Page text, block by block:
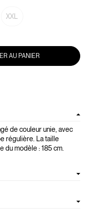
XXL
AU PANIER
de couleur unie, avec
régulière. La taille
du modèle : 185 cm.